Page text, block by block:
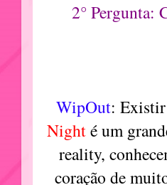
2° Pergunta:
WipOut:
Nighté um
reality,
coração de